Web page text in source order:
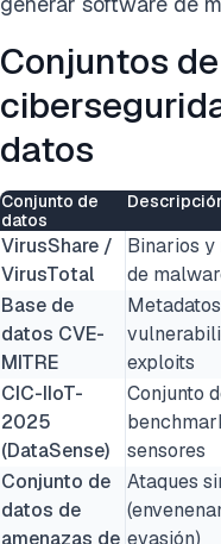
Conjuntos
datos
Conjunto de
datos
VirusShare /
VirusTotal
Binarios y
de
Base de
datos CVE-
MITRE
exploits
CIC-IIoT-
2025
(DataSense)
Conjunto
sensores
Conjunto de
datos de
amenazas de
Ataques
evasión)